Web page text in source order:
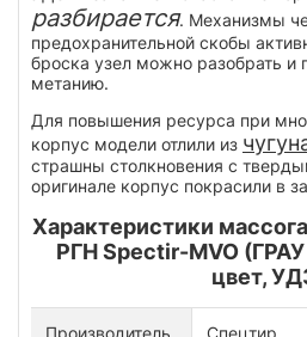
разбирается. Механизмы
предохранительной скобы
броска узел можно разобрать и
метанию.
Для повышения ресурса при
корпус модели отлили из
страшны столкновения с
оригинале корпус покрасили в
Характеристики
РГН Spectir-MVO
цвет,
Производитель Спецтир